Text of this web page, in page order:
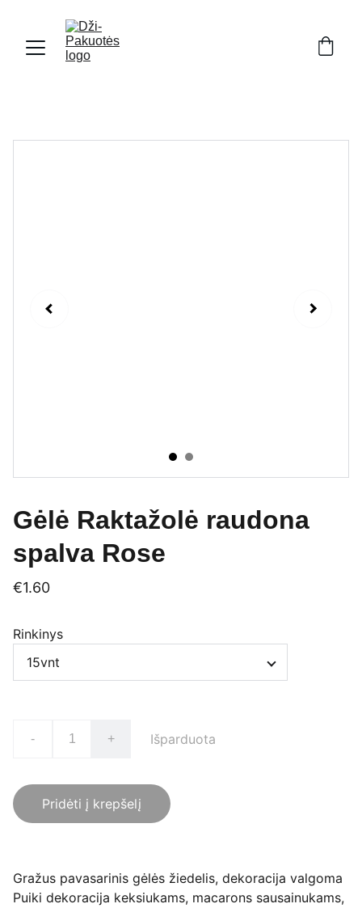
Gėlė Raktažolė raudona
spalva Rose
€1.60
Rinkinys
- + Išparduota
Pridėti į krepšelį
Gražus pavasarinis gėlės žiedelis, dekoracija valgoma
Puiki dekoracija keksiukams, macarons sausainukams,